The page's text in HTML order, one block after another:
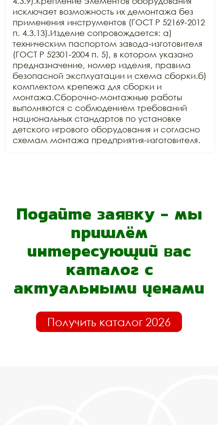
исключает возможность их демонтажа без
применения инструментов (ГОСТ Р 52169-2012
п. 4.3.13).Изделие сопровождается: а)
техническим паспортом завода-изготовителя
(ГОСТ Р 52301-2004 п. 5), в котором указано
предназначение, номер изделия, правила
безопасной эксплуатации и схема сборки.б)
комплектом крепежа для сборки и
монтажа.Сборочно-монтажные работы
выполняются с соблюдением требований
национальных стандартов по установке
детского игрового оборудования и согласно
схемам монтажа предприятия-изготовителя.
Подайте заявку - мы
пришлём
интересующий вас
каталог с
актуальными ценами
Получить каталог 2026